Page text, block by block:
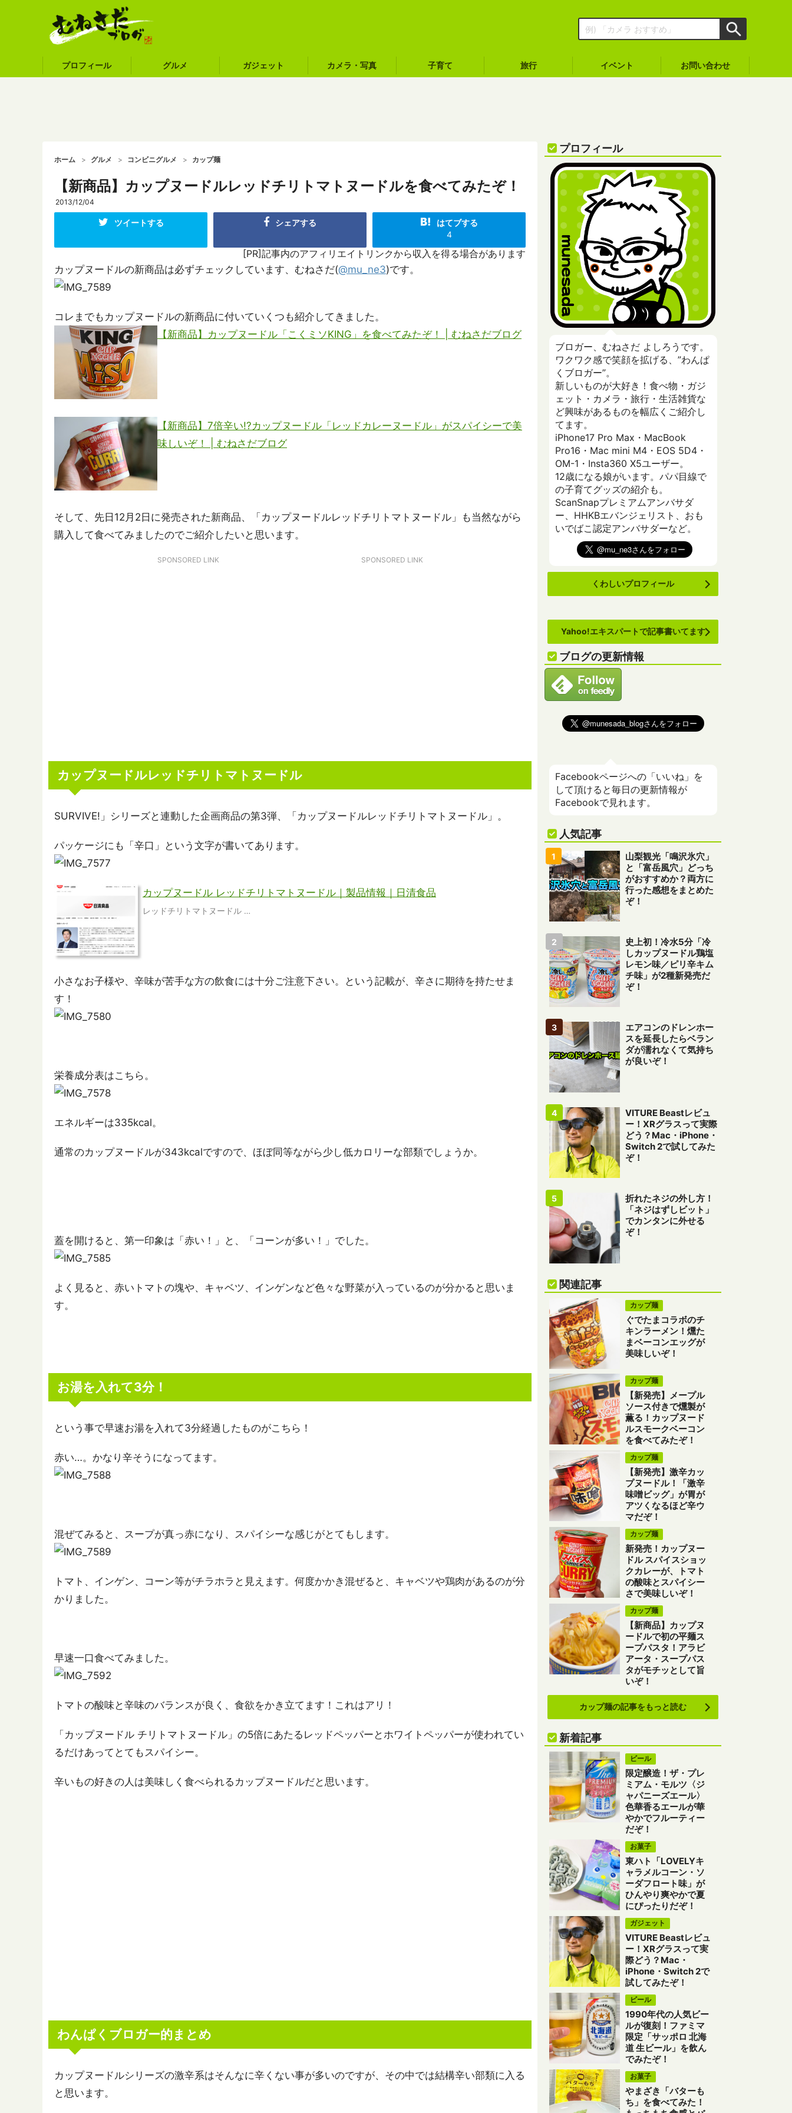
プロフィール グルメ ガジェット カメラ・写真 子育て 旅行 イベント お問い合わせ
ホーム グルメ コンビニグルメ カップ麺
【新商品】カップヌードルレッドチリトマトヌードルを食べてみたぞ！
2013/12/04
ツイートする シェアする
はてブする
4
[PR]記事内のアフィリエイトリンクから収入を得る場合があります
カップヌードルの新商品は必ずチェックしています、むねさだ(@mu_ne3)です。
コレまでもカップヌードルの新商品に付いていくつも紹介してきました。
【新商品】カップヌードル「こくミソKING」を食べてみたぞ！ | むねさだブログ
【新商品】7倍辛い!?カップヌードル「レッドカレーヌードル」がスパイシーで美
味しいぞ！ | むねさだブログ
そして、先日12月2日に発売された新商品、「カップヌードルレッドチリトマトヌードル」も当然ながら
購入して食べてみましたのでご紹介したいと思います。
SPONSORED LINK SPONSORED LINK
カップヌードルレッドチリトマトヌードル
SURVIVE!」シリーズと連動した企画商品の第3弾、「カップヌードルレッドチリトマトヌードル」。
パッケージにも「辛口」という文字が書いてあります。
カップヌードル レッドチリトマトヌードル｜製品情報｜日清食品
レッドチリトマトヌードル …
小さなお子様や、辛味が苦手な方の飲食には十分ご注意下さい。という記載が、辛さに期待を持たせま
す！
栄養成分表はこちら。
エネルギーは335kcal。
通常のカップヌードルが343kcalですので、ほぼ同等ながら少し低カロリーな部類でしょうか。
蓋を開けると、第一印象は「赤い！」と、「コーンが多い！」でした。
よく見ると、赤いトマトの塊や、キャベツ、インゲンなど色々な野菜が入っているのが分かると思いま
す。
お湯を入れて3分！
という事で早速お湯を入れて3分経過したものがこちら！
赤い…。かなり辛そうになってます。
混ぜてみると、スープが真っ赤になり、スパイシーな感じがとてもします。
トマト、インゲン、コーン等がチラホラと見えます。何度かかき混ぜると、キャベツや鶏肉があるのが分
かりました。
早速一口食べてみました。
トマトの酸味と辛味のバランスが良く、食欲をかき立てます！これはアリ！
「カップヌードル チリトマトヌードル」の5倍にあたるレッドペッパーとホワイトペッパーが使われてい
るだけあってとてもスパイシー。
辛いもの好きの人は美味しく食べられるカップヌードルだと思います。
わんぱくブロガー的まとめ
カップヌードルシリーズの激辛系はそんなに辛くない事が多いのですが、その中では結構辛い部類に入る
と思います。
プロフィール
ブロガー、むねさだ よしろうです。
ワクワク感で笑顔を拡げる、”わんぱ
くブロガー”。
新しいものが大好き！食べ物・ガジ
ェット・カメラ・旅行・生活雑貨な
ど興味があるものを幅広くご紹介し
てます。
iPhone17 Pro Max・MacBook
Pro16・Mac mini M4・EOS 5D4・
OM-1・Insta360 X5ユーザー。
12歳になる娘がいます。パパ目線で
の子育てグッズの紹介も。
ScanSnapプレミアムアンバサダ
ー、HHKBエバンジェリスト、おも
いでばこ認定アンバサダーなど。
くわしいプロフィール
Yahoo!エキスパートで記事書いてます
ブログの更新情報
Facebookページへの「いいね」を
して頂けると毎日の更新情報が
Facebookで見れます。
人気記事
山梨観光「鳴沢氷穴」
と「富岳風穴」どっち
がおすすめか？両方に
行った感想をまとめた
ぞ！
史上初！冷水5分「冷
しカップヌードル鶏塩
レモン味／ピリ辛キム
チ味」が2種新発売だ
ぞ！
エアコンのドレンホー
スを延長したらベラン
ダが濡れなくて気持ち
が良いぞ！
VITURE Beastレビュ
ー！XRグラスって実際
どう？Mac・iPhone・
Switch 2で試してみた
ぞ！
折れたネジの外し方！
「ネジはずしビット」
でカンタンに外せる
ぞ！
関連記事
カップ麺
ぐでたまコラボのチ
キンラーメン！燻た
まベーコンエッグが
美味しいぞ！
カップ麺
【新発売】メープル
ソース付きで燻製が
薫る！カップヌード
ルスモークベーコン
を食べてみたぞ！
カップ麺
【新発売】激辛カッ
プヌードル！「激辛
味噌ビッグ」が胃が
アツくなるほど辛ウ
マだぞ！
カップ麺
新発売！カップヌー
ドル スパイスショッ
クカレーが、トマト
の酸味とスパイシー
さで美味しいぞ！
カップ麺
【新商品】カップヌ
ードルで初の平麺ス
ープパスタ！アラビ
アータ・スープパス
タがモチッとして旨
いぞ！
カップ麺の記事をもっと読む
新着記事
ビール
限定醸造！ザ・プレ
ミアム・モルツ〈ジ
ャパニーズエール〉
色華香るエールが華
やかでフルーティー
だぞ！
お菓子
東ハト「LOVELYキ
ャラメルコーン・ソ
ーダフロート味」が
ひんやり爽やかで夏
にぴったりだぞ！
ガジェット
VITURE Beastレビュ
ー！XRグラスって実
際どう？Mac・
iPhone・Switch 2で
試してみたぞ！
ビール
1990年代の人気ビー
ルが復刻！ファミマ
限定「サッポロ 北海
道 生ビール」を飲ん
でみたぞ！
お菓子
やまざき「バターも
ち」を食べてみた！